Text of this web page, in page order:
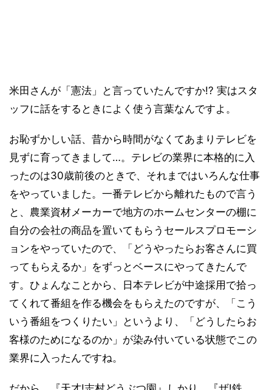
米田さんが「憲法」と言っていたんですか!? 実はスタ
ッフに話をするときによく使う言葉なんですよ。
お恥ずかしい話、昔から時間がなくてあまりテレビを
見ずに育ってきまして…。テレビの業界に本格的に入
ったのは30歳前後のときで、それまではいろんな仕事
をやっていました。一番テレビから離れたもので言う
と、農業資材メーカーで地方のホームセンターの棚に
自分の会社の商品を置いてもらうセールスプロモーシ
ョンをやっていたので、「どうやったらお客さんに買
ってもらえるか」をずっとベースにやってきたんで
す。ひょんなことから、日本テレビが中途採用で拾っ
てくれて番組を作る機会をもらえたのですが、「こう
いう番組をつくりたい」というより、「どうしたらお
客様のためになるのか」が染み付いている状態でこの
業界に入ったんですね。